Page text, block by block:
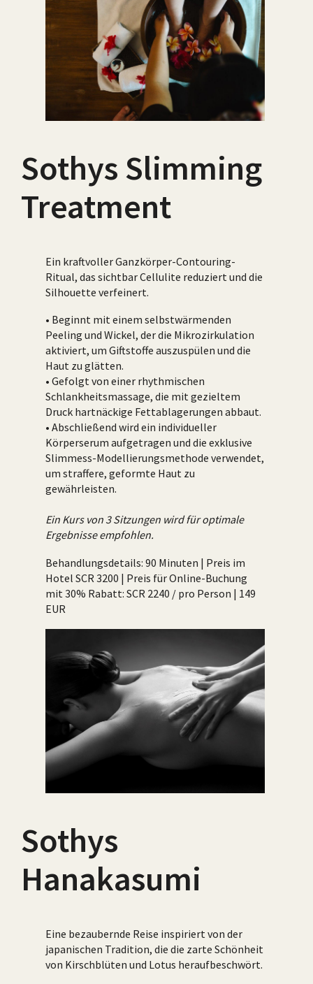
Sothys Slimming
Treatment
Ein kraftvoller Ganzkörper-Contouring-
Ritual, das sichtbar Cellulite reduziert und die
Silhouette verfeinert.
• Beginnt mit einem selbstwärmenden
Peeling und Wickel, der die Mikrozirkulation
aktiviert, um Giftstoffe auszuspülen und die
Haut zu glätten.
• Gefolgt von einer rhythmischen
Schlankheitsmassage, die mit gezieltem
Druck hartnäckige Fettablagerungen abbaut.
• Abschließend wird ein individueller
Körperserum aufgetragen und die exklusive
Slimmess-Modellierungsmethode verwendet,
um straffere, geformte Haut zu
gewährleisten.
Ein Kurs von 3 Sitzungen wird für optimale
Ergebnisse empfohlen.
Behandlungsdetails: 90 Minuten | Preis im
Hotel SCR 3200 | Preis für Online-Buchung
mit 30% Rabatt: SCR 2240 / pro Person | 149
EUR
Sothys
Hanakasumi
Eine bezaubernde Reise inspiriert von der
japanischen Tradition, die die zarte Schönheit
von Kirschblüten und Lotus heraufbeschwört.